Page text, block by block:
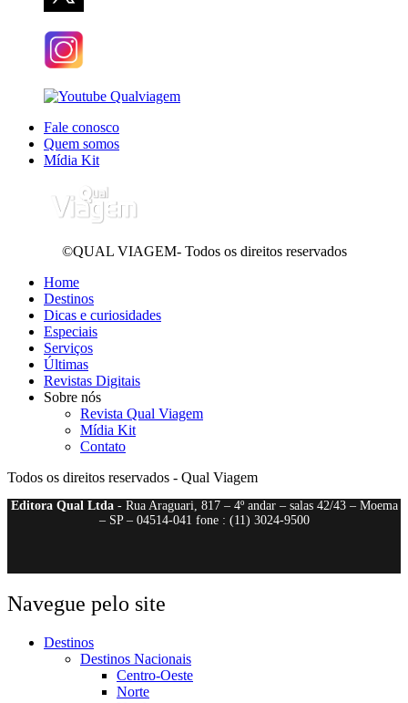
Fale conosco
Quem somos
Mídia Kit
©QUAL VIAGEM- Todos os direitos reservados
Home
Destinos
Dicas e curiosidades
Especiais
Serviços
Últimas
Revistas Digitais
Sobre nós
Revista Qual Viagem
Mídia Kit
Contato
Todos os direitos reservados - Qual Viagem
Editora Qual Ltda- Rua Araguari, 817 – 4º andar – salas 42/43 – Moema
– SP – 04514-041 fone : (11) 3024-9500
Navegue pelo site
Destinos
Destinos Nacionais
Centro-Oeste
Norte